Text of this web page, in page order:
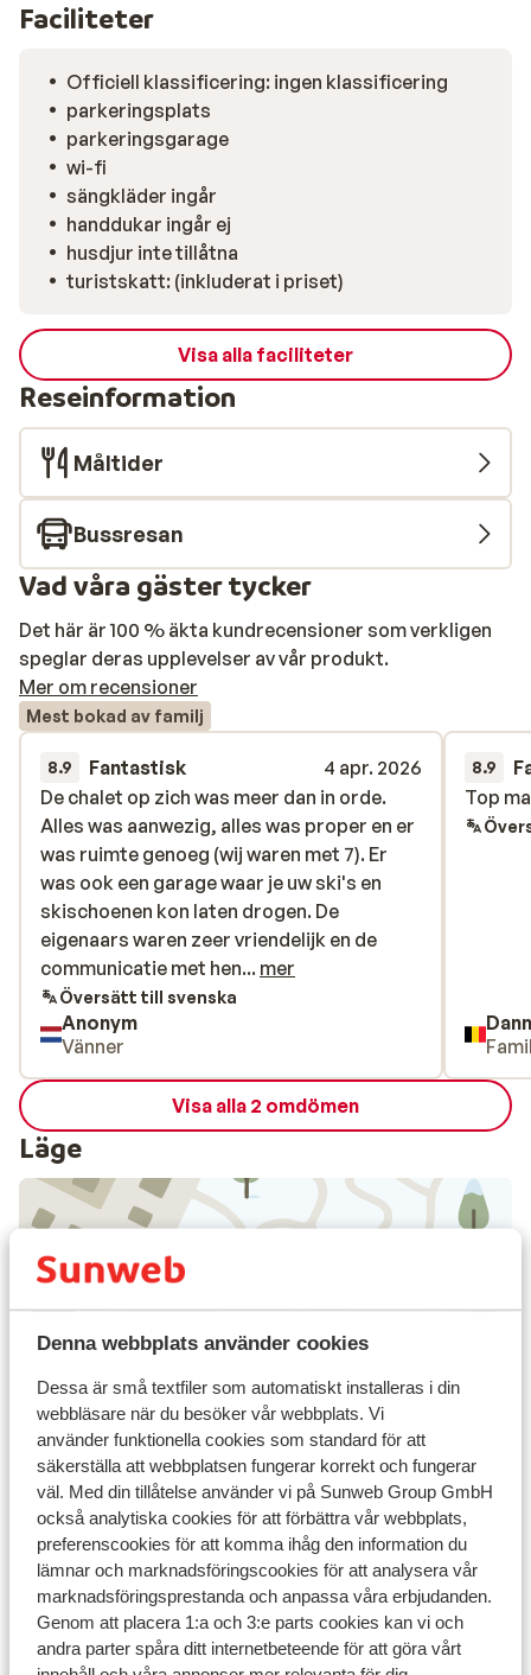
Denna webbplats använder cookies
Dessa är små textfiler som automatiskt installeras i din
webbläsare när du besöker vår webbplats. Vi
använder funktionella cookies som standard för att
säkerställa att webbplatsen fungerar korrekt och fungerar
väl. Med din tillåtelse använder vi på Sunweb Group GmbH
också analytiska cookies för att förbättra vår webbplats,
preferenscookies för att komma ihåg den information du
lämnar och marknadsföringscookies för att analysera vår
marknadsföringsprestanda och anpassa våra erbjudanden.
Genom att placera 1:a och 3:e parts cookies kan vi och
andra parter spåra ditt internetbeteende för att göra vårt
Faciliteter
Officiell klassificering: ingen klassificering
parkeringsplats
parkeringsgarage
wi-fi
sängkläder ingår
handdukar ingår ej
husdjur inte tillåtna
turistskatt: (inkluderat i priset)
Visa alla faciliteter
Reseinformation
Måltider
Bussresan
Vad våra gäster tycker
Det här är 100 % äkta kundrecensioner som verkligen
speglar deras upplevelser av vår produkt.
Mer om recensioner
Mest bokad av familj
8.9 Fantastisk
4 apr. 2026
De chalet op zich was meer dan in orde.
Alles was aanwezig, alles was proper en er
was ruimte genoeg (wij waren met 7). Er
was ook een garage waar je uw ski's en
skischoenen kon laten drogen. De
eigenaars waren zeer vriendelijk en de
communicatie met hen liep ook goed. Eén
puntje: de dichts bij zijnde winkel ligt niet
op 100m zoals op de website stond maar
op een 800m. Nu voor ons was dat geen
probleem, was telkens een gezellig
ochtend wandelingetje.
De chalet op zich was meer dan in orde.
Alles was aanwezig, alles was proper en er
was ruimte genoeg (wij waren met 7). Er
was ook een garage waar je uw ski's en
skischoenen kon laten drogen. De
eigenaars waren zeer vriendelijk en de
communicatie met hen... mer
Översätt till svenska
Anonym
Vänner
8.9
Top
Top
Visa alla 2 omdömen
Läge
I området
Avstånd till centrum: ca 900 m
Avstånd till busshållplats ca 100 m
Avstånd till pist ca 250 m
Avstånd till skidlift ca 220 m
Avstånd till skidskola ca 220 m
Närmaste kiosk ca 100 m
Liftkort/Utrustning/Skidskola